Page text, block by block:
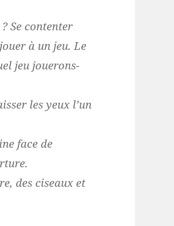
Se contenter
à un jeu. Le
jeu jouerons-
les yeux l’un
face de
des ciseaux et